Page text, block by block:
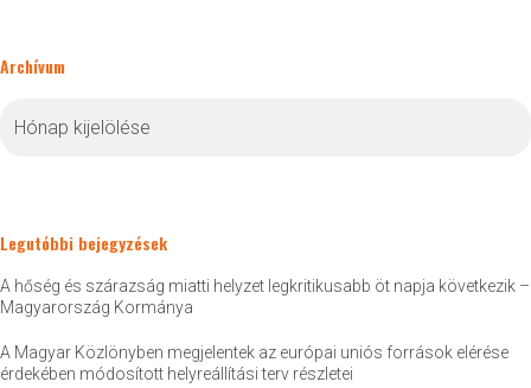
Archívum
Legutóbbi bejegyzések
A hőség és szárazság miatti helyzet legkritikusabb öt napja következik –
Magyarország Kormánya
A Magyar Közlönyben megjelentek az európai uniós források elérése
érdekében módosított helyreállítási terv részletei